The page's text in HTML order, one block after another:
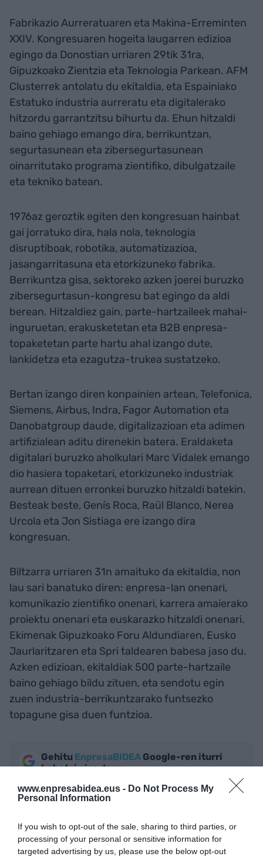
www.enpresabidea.eus - Do Not Process My
Personal Information
If you wish to opt-out of the sale, sharing to third parties, or
processing of your personal or sensitive information for
targeted advertising by us, please use the below opt-out
Fabrikazio Aurreratuaren eta Makina-Erreminten
XXIV. Kongresuaren hogeita laugarren edizioa
egingo da Donostian urriaren 29tik 31ra,
Gipuzkoako Zientzia eta Teknologia Parkean. AFM
Clusterrek antolatu du ekitaldia, eta Espainiako
Estatuko industria aurreratu eta digitalerako
hitzordu garrantzitsu bihurtu da. Ehun hitzaldi
baino gehiago emango dira, berrikuntzan,
segurtasunean eta zibersegurtasunean
oinarritutako programa zientifiko, dibulgatzaile
eta tekniko batean.
1976az geroztik egiten den kongresuan hainbat
gai jorratuko dira, hala nola, teknologia
disruptiboak, robotika, automatizazioa,
jasangarritasuna eta etorkizuneko fabrika.
Berrikuntza gisa, sektoreko azken joerei buruzko
zibersegurtasun-kongresu bat egingo da aldi
berean. Hitzaldiez gain, parte-hartzaileek mahai-
inguruetan, erakusketetan eta B2B enpresa-
topaketetan parte hartu ahal izango dute,
lankidetza eta ezagutza-trukea sustatzeko.
Bertan izango diren konpainien artean, Telefonica,
Siemens, Airbus, Indra, Fagor Automation eta
Danobatgroup daude, digitalizazioan eta adimen
artifizialean aditu direnekin batera. Eraldaketa
digitalari buruzko aholkulari Marc Vidalek emango
dio hasiera topaketari, etorkizuneko industriak
aurrean dituen erronkei buruzko hitzaldi batekin.
Besteak beste, Genís Roca, Raül Blanco, Nerea
Urcola eta Jon Sistiaga ere izango dira
kongresuan.
Biltzarra urriaren 31n amaituko da ekitaldia, non
lau sari banatuko diren: enpresa-lan onenari,
komunikazio zientifiko onenari, karrera amaierako
proiektu onenari eta euskarazko hitzaldi onenari.
Ekimenak Gipuzkoako Foru Aldundiaren, Eusko
Jaurlaritzaren eta Spri taldearen babesa jaso du.
Azken edizioan, ekitaldiak 500 parte-hartzaile
baino gehiago bildu zituen, eta sendotu egin
zuen industria-berrikuntzarako funtsezko
topagune gisa duen funtzioa.
Gehitu EnpresaBIDEA Google-ren iturri
hobetsi gisa doan
AKTIBATU ORAIN